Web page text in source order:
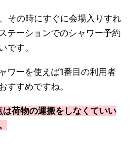
その時にすぐに会場入りすれ
テーションでのシャワー予約
です。
ワーを使えば1番目の利用者
すすめですね。
は荷物の運搬をしなくていい